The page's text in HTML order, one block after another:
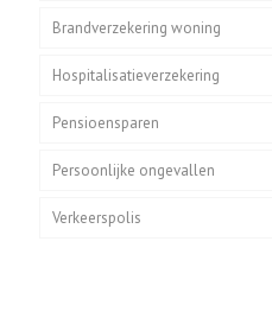
Brandverzekering woning
Hospitalisatieverzekering
Pensioensparen
Persoonlijke ongevallen
Verkeerspolis